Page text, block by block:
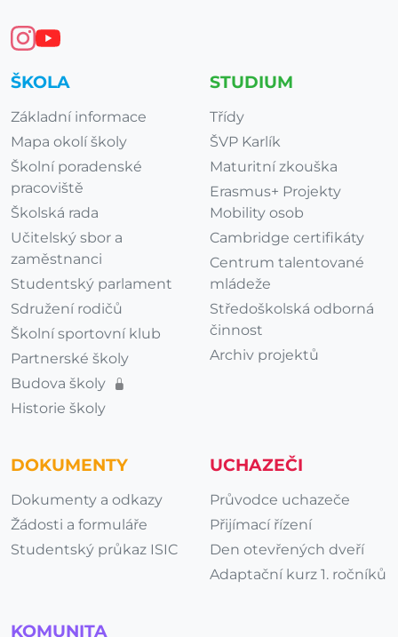
ŠKOLA
Základní informace
Mapa okolí školy
Školní poradenské
pracoviště
Školská rada
Učitelský sbor a
zaměstnanci
Studentský parlament
Sdružení rodičů
Školní sportovní klub
Partnerské školy
Budova školy
Historie školy
STUDIUM
Třídy
ŠVP Karlík
Maturitní zkouška
Erasmus+ Projekty
Mobility osob
Cambridge certifikáty
Centrum talentované
mládeže
Středoškolská odborná
činnost
Archiv projektů
DOKUMENTY
Dokumenty a odkazy
Žádosti a formuláře
Studentský průkaz ISIC
UCHAZEČI
Průvodce uchazeče
Přijímací řízení
Den otevřených dveří
Adaptační kurz 1. ročníků
KOMUNITA